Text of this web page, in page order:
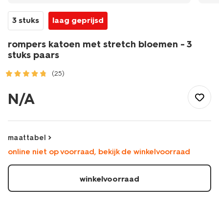
3 stuks laag geprijsd
rompers katoen met stretch bloemen - 3
stuks paars
(25)
katoen-
met-
bloemen-
stuks-
paars-
N/A
maattabel
online niet op voorraad, bekijk de winkelvoorraad
winkelvoorraad